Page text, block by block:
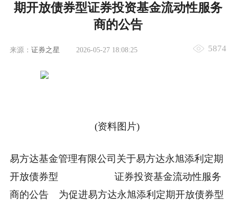
期开放债券型证券投资基金流动性服务
商的公告
来源： 证券之星 2026-05-27 18:08:25 5874
(资料图片)
易方达基金管理有限公司关于易方达永旭添利定期
开放债券型 证券投资基金流动性服务
商的公告 为促进易方达永旭添利定期开放债券型